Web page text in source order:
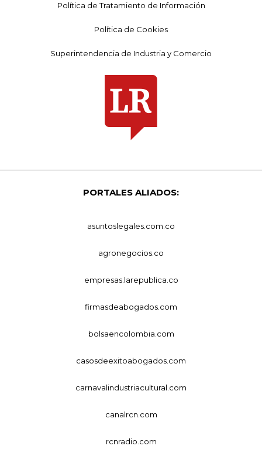
Política de Tratamiento de Información
Política de Cookies
Superintendencia de Industria y Comercio
PORTALES ALIADOS:
asuntoslegales.com.co
agronegocios.co
empresas.larepublica.co
firmasdeabogados.com
bolsaencolombia.com
casosdeexitoabogados.com
carnavalindustriacultural.com
canalrcn.com
rcnradio.com